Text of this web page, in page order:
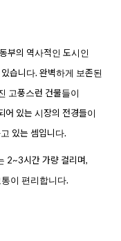
부의 역사적인 도시인
있습니다. 완벽하게 보존된
고풍스런 건물들이
어 있는 시장의 전경들이
있는 셈입니다.
2~3시간가량 걸리며,
통이 편리합니다.